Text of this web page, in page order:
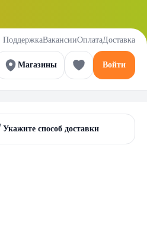
ПоддержкаВакансииОплатаДоставка
Магазины Войти
Укажите способ доставки